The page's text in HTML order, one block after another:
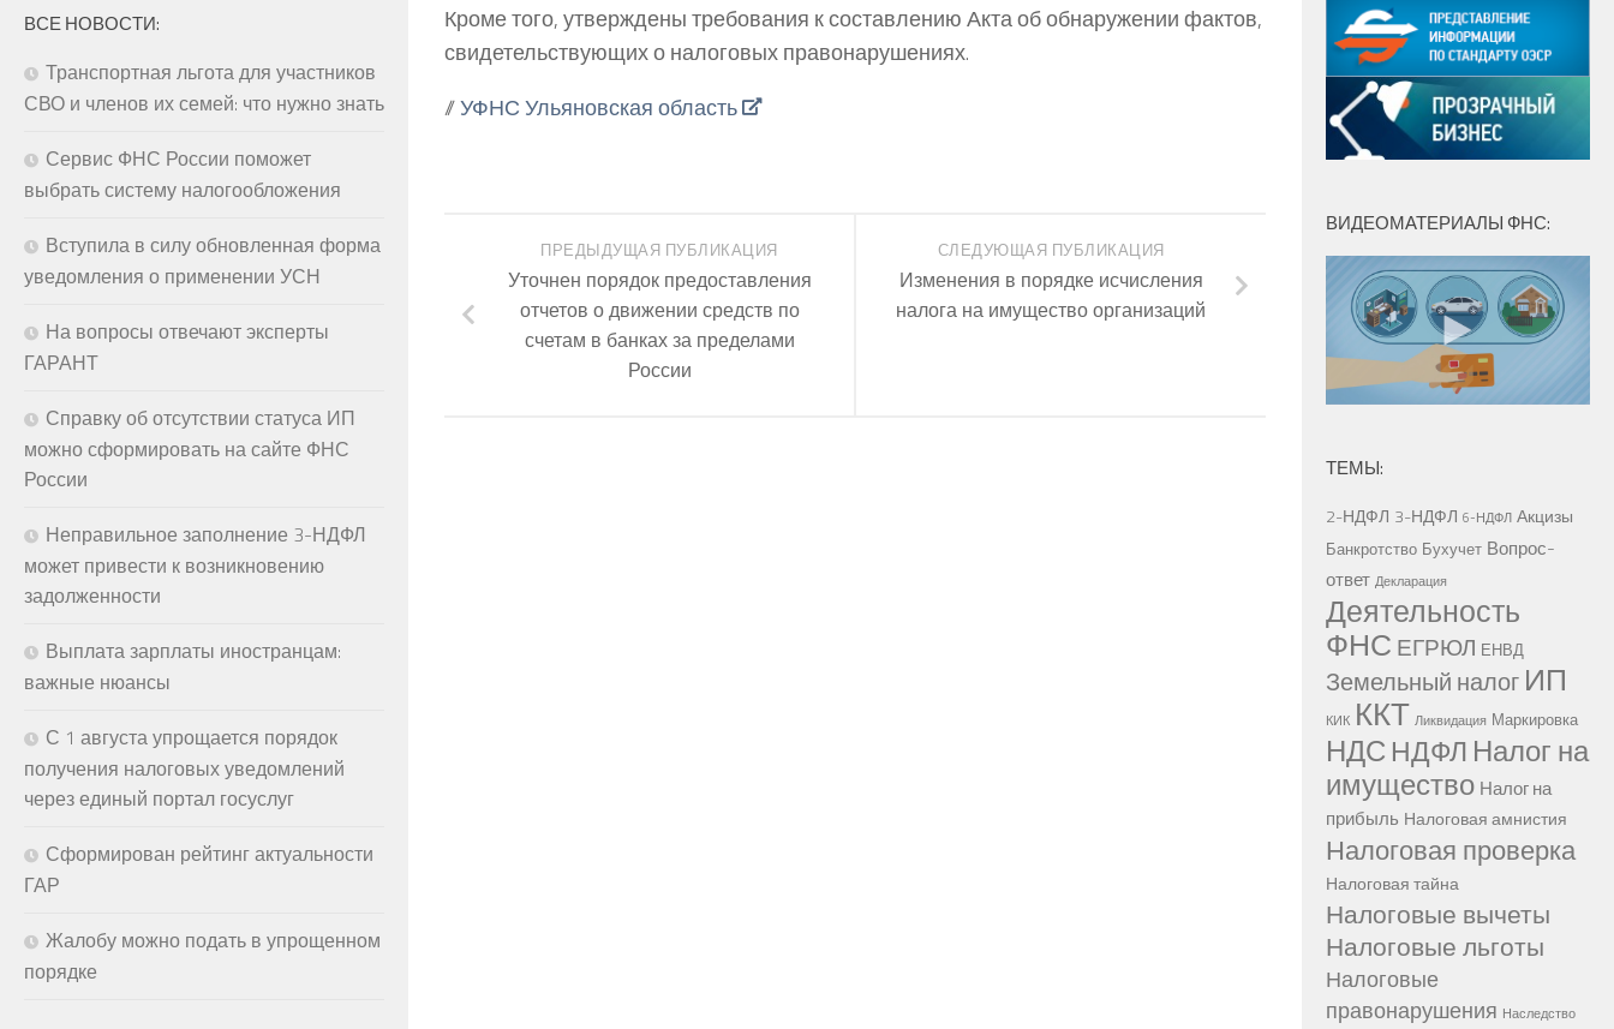
Кроме того, утверждены требования к составлению Акта об обнаружении фактов,
свидетельствующих о налоговых правонарушениях.
//УФНС Ульяновская область
СЛЕДУЮЩАЯ ПУБЛИКАЦИЯ
Изменения в порядке исчисления
налога на имущество организаций
ПРЕДЫДУЩАЯ ПУБЛИКАЦИЯ
Уточнен порядок предоставления
отчетов о движении средств по
счетам в банках за пределами
России
ВСЕ НОВОСТИ:
Транспортная льгота для участников
СВО и членов их семей: что нужно знать
Сервис ФНС России поможет
выбрать систему налогообложения
Вступила в силу обновленная форма
уведомления о применении УСН
На вопросы отвечают эксперты
ГАРАНТ
Справку об отсутствии статуса ИП
можно сформировать на сайте ФНС
России
Неправильное заполнение 3-НДФЛ
может привести к возникновению
задолженности
Выплата зарплаты иностранцам:
важные нюансы
С 1 августа упрощается порядок
получения налоговых уведомлений
через единый портал госуслуг
Сформирован рейтинг актуальности
ГАР
Жалобу можно подать в упрощенном
порядке
ВИДЕОМАТЕРИАЛЫ ФНС:
ТЕМЫ:
2-НДФЛ 3-НДФЛ 6-НДФЛ Акцизы
Банкротство Бухучет Вопрос-
ответ Декларация
Деятельность
ФНС ЕГРЮЛ ЕНВД
Земельный налог ИП
КИК ККТ Ликвидация Маркировка
НДС НДФЛ Налог на
имущество Налог на
прибыль Налоговая амнистия
Налоговая проверка
Налоговая тайна
Налоговые вычеты
Налоговые льготы
Налоговые
правонарушения Наследство